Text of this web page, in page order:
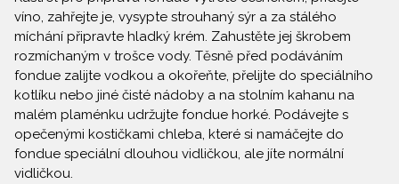
víno, zahřejte je, vysypte strouhaný sýr a za stálého
míchání připravte hladký krém. Zahustěte jej škrobem
rozmíchaným v trošce vody. Těsně před podáváním
fondue zalijte vodkou a okořeňte, přelijte do speciálního
kotlíku nebo jiné čisté nádoby a na stolním kahanu na
malém plaménku udržujte fondue horké. Podávejte s
opečenými kostičkami chleba, které si namáčejte do
fondue speciální dlouhou vidličkou, ale jíte normální
vidličkou.